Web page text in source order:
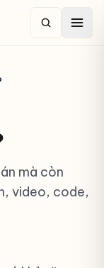
mà còn
video, code,